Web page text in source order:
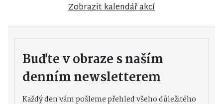
Zobrazit kalendář akcí
Buďte v obraze s naším
denním newsletterem
Každý den vám pošleme přehled všeho důležitého